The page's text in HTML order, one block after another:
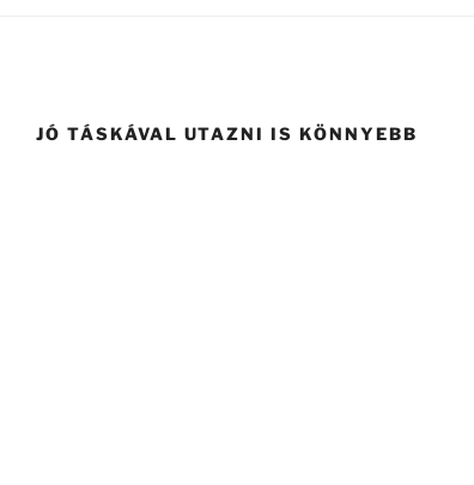
JÓ TÁSKÁVAL UTAZNI IS KÖNNYEBB